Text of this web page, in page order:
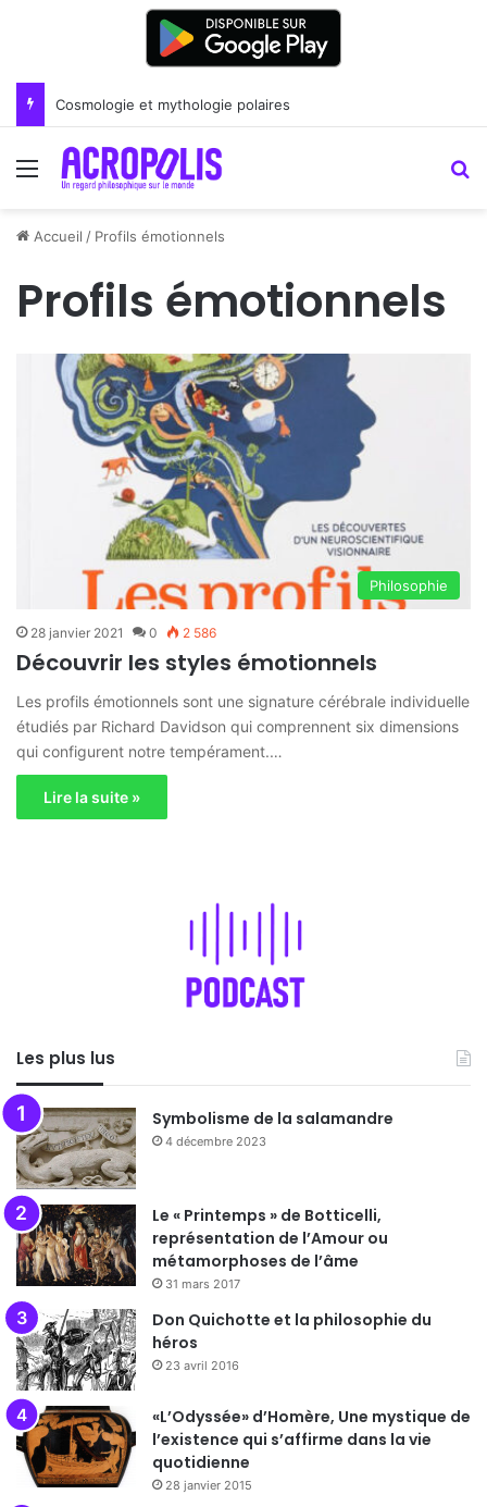
Cosmologie et mythologie polaires
Menu
Accueil / Profils émotionnels
Profils émotionnels
Philosophie
28 janvier 2021 0 2 586
Découvrir les styles émotionnels
Les profils émotionnels sont une signature cérébrale individuelle
étudiés par Richard Davidson qui comprennent six dimensions
qui configurent notre tempérament.…
Lire la suite »
Les plus lus
Symbolisme de la salamandre
4 décembre 2023
Le « Printemps » de Botticelli,
représentation de l’Amour ou
métamorphoses de l’âme
31 mars 2017
Don Quichotte et la philosophie du
héros
23 avril 2016
«L’Odyssée» d’Homère, Une mystique de
l’existence qui s’affirme dans la vie
quotidienne
28 janvier 2015